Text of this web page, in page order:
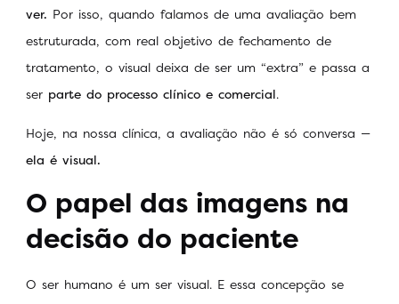
ver. Por isso, quando falamos de uma avaliação bem
estruturada, com real objetivo de fechamento de
tratamento, o visual deixa de ser um “extra” e passa a
ser parte do processo clínico e comercial.
Hoje, na nossa clínica, a avaliação não é só conversa —
ela é visual.
O papel das imagens na
decisão do paciente
O ser humano é um ser visual. E essa concepção se